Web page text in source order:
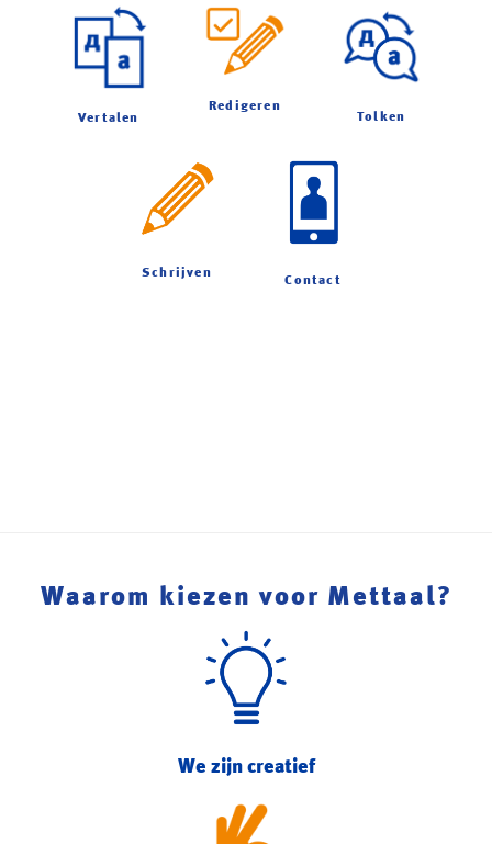
Vertalen
Redigeren
Tolken
Schrijven Contact
Waarom kiezen voor Mettaal?
We zijn creatief